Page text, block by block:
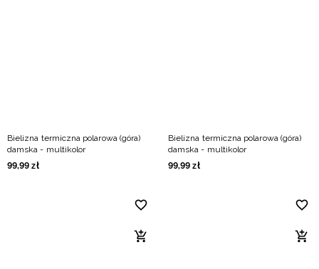
Bielizna termiczna polarowa (góra)
damska - multikolor
99,99 zł
Bielizna termiczna polarowa (góra)
damska - multikolor
99,99 zł